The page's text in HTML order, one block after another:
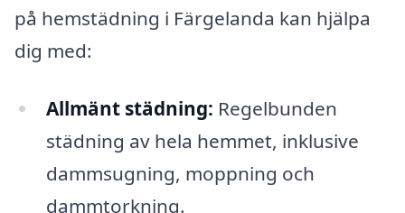
på hemstädning i Färgelanda kan hjälpa
dig med:
Allmänt städning: Regelbunden
städning av hela hemmet, inklusive
dammsugning, moppning och
dammtorkning.